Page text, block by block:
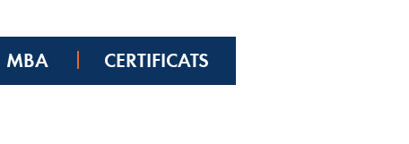
MBA CERTIFICATS